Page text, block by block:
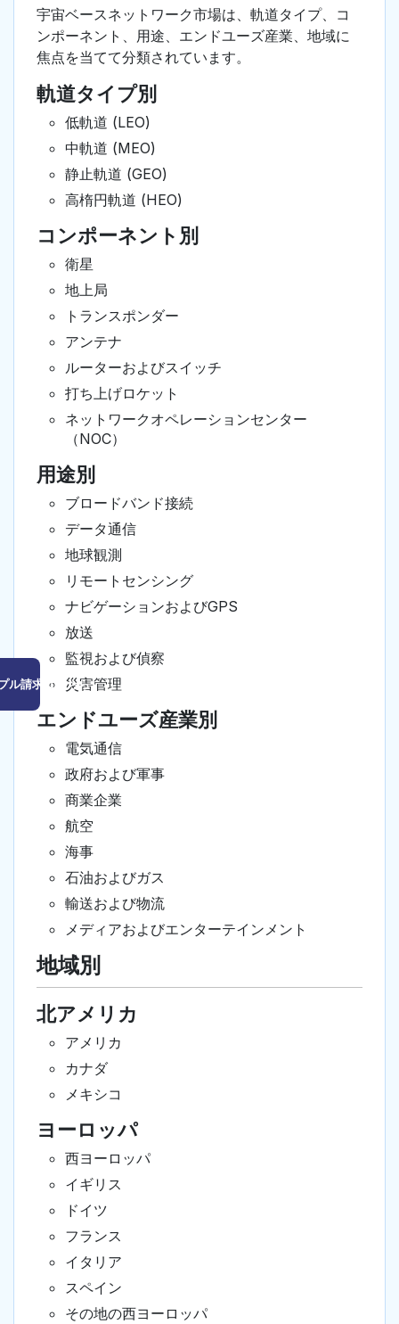
ル請求はこちら
宇宙ベースネットワーク市場は、軌道タイプ、コ
ンポーネント、用途、エンドユーズ産業、地域に
焦点を当てて分類されています。
軌道タイプ別
低軌道 (LEO)
中軌道 (MEO)
静止軌道 (GEO)
高楕円軌道 (HEO)
コンポーネント別
衛星
地上局
トランスポンダー
アンテナ
ルーターおよびスイッチ
打ち上げロケット
ネットワークオペレーションセンター
（NOC）
用途別
ブロードバンド接続
データ通信
地球観測
リモートセンシング
ナビゲーションおよびGPS
放送
監視および偵察
災害管理
エンドユーズ産業別
電気通信
政府および軍事
商業企業
航空
海事
石油およびガス
輸送および物流
メディアおよびエンターテインメント
地域別
北アメリカ
アメリカ
カナダ
メキシコ
ヨーロッパ
西ヨーロッパ
イギリス
ドイツ
フランス
イタリア
スペイン
その地の西ヨーロッパ